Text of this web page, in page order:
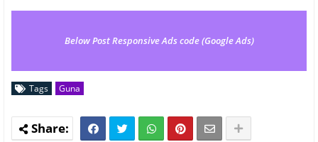
Below Post Responsive Ads code (Google Ads)
Tags Guna